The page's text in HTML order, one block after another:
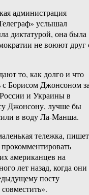
администрация
услышал
диктатурой, она была
не воюют друг
то, как долго и что
с Борисом Джонсоном
и Украины в
Джонсону, лучше бы
в воду Ла-Манша.
тележка, пишет
американцев на
лет назад, когда они
посту